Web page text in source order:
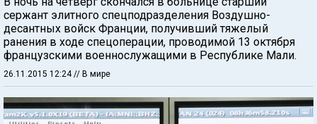
сержант элитного спецподразделения Воздушно-
десантных войск Франции, получивший тяжелый
ранения в ходе спецоперации, проводимой 13 октября
французскими военнослужащими в Республике Мали.
26.11.2015 12:24 // В мире